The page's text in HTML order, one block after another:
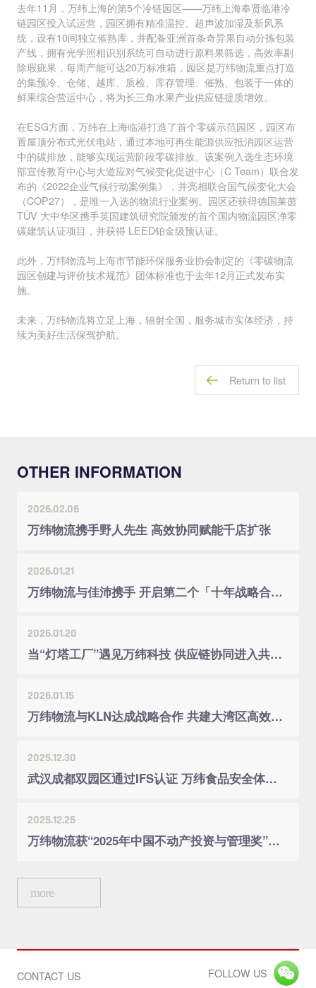
去年11月，万纬上海的第5个冷链园区——万纬上海奉贤临港冷
链园区投入试运营，园区拥有精准温控、超声波加湿及新风系
统，设有10间独立催熟库，并配备亚洲首条奇异果自动分拣包装
产线，拥有光学照相识别系统可自动进行原料果筛选，高效率剔
除瑕疵果，每周产能可达20万标准箱，园区是万纬物流重点打造
的集预冷、仓储、越库、质检、库存管理、催熟、包装于一体的
鲜果综合营运中心，将为长三角水果产业供应链提质增效。
在ESG方面，万纬在上海临港打造了首个零碳示范园区，园区布
置屋顶分布式光伏电站，通过本地可再生能源供应抵消园区运营
中的碳排放，能够实现运营阶段零碳排放。该案例入选生态环境
部宣传教育中心与大道应对气候变化促进中心（C Team）联合发
布的《2022企业气候行动案例集》，并亮相联合国气候变化大会
（COP27），是唯一入选的物流行业案例。园区还获得德国莱茵
TÜV 大中华区携手英国建筑研究院颁发的首个国内物流园区净零
碳建筑认证项目，并获得 LEED铂金级预认证。
此外，万纬物流与上海市节能环保服务业协会制定的《零碳物流
园区创建与评价技术规范》团体标准也于去年12月正式发布实
施。
未来，万纬物流将立足上海，辐射全国，服务城市实体经济，持
续为美好生活保驾护航。
Return to list
OTHER INFORMATION
2026.02.06
万纬物流携手野人先生 高效协同赋能千店扩张
2026.01.21
万纬物流与佳沛携手 开启第二个「十年战略合作」
2026.01.20
当“灯塔工厂”遇见万纬科技 供应链协同进入共创时代
2026.01.15
万纬物流与KLN达成战略合作 共建大湾区高效供应链体系
2025.12.30
武汉成都双园区通过IFS认证 万纬食品安全体系建设再获国际认可
2025.12.25
万纬物流获“2025年中国不动产投资与管理奖”两项殊荣
more
CONTACT US
FOLLOW US